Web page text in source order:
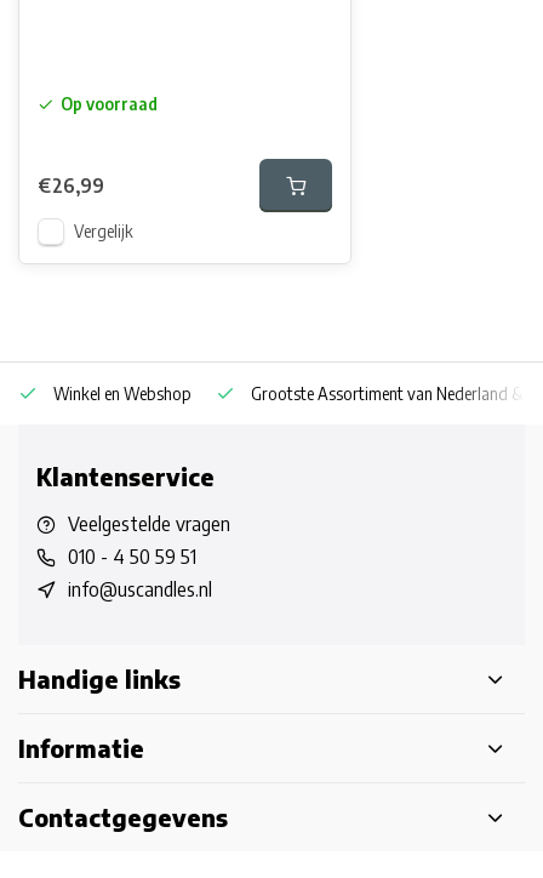
Op voorraad
€26,99
Vergelijk
Winkel en Webshop Grootste Assortiment van Nederland &
Klantenservice
Veelgestelde vragen
010 - 4 50 59 51
info@uscandles.nl
Handige links
Informatie
Contactgegevens